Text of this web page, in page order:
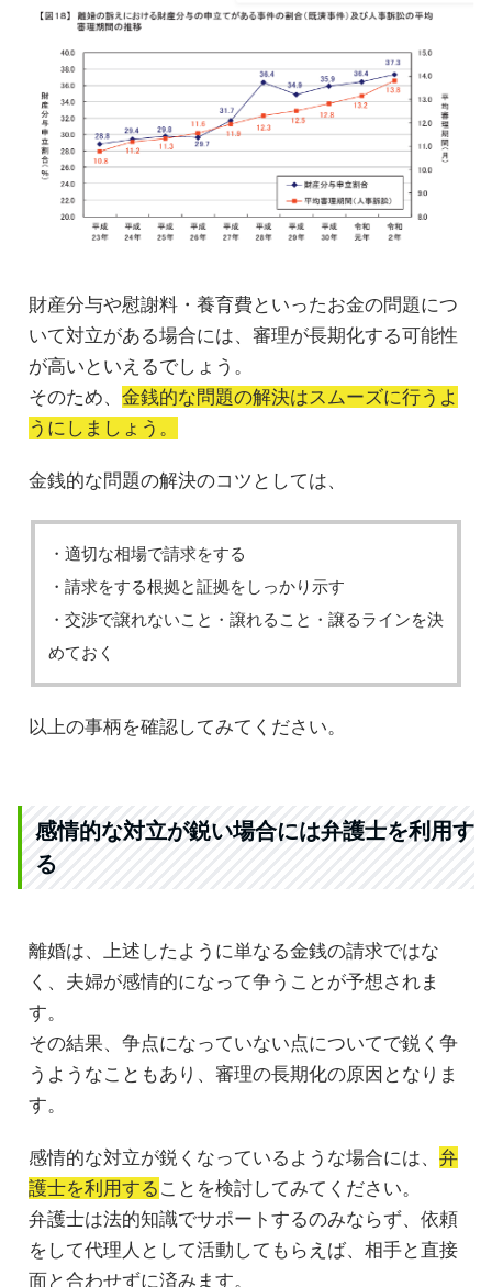
財産分与や慰謝料・養育費といったお金の問題につ
いて対立がある場合には、審理が長期化する可能性
が高いといえるでしょう。
そのため、 金銭的な問題の解決はスムーズに行うよ
うにしましょう。
金銭的な問題の解決のコツとしては、
・適切な相場で請求をする
・請求をする根拠と証拠をしっかり示す
・交渉で譲れないこと・譲れること・譲るラインを決
めておく
以上の事柄を確認してみてください。
感情的な対立が鋭い場合には弁護士を利用す
る
離婚は、上述したように単なる金銭の請求ではな
く、夫婦が感情的になって争うことが予想されま
す。
その結果、争点になっていない点についてで鋭く争
うようなこともあり、審理の長期化の原因となりま
す。
感情的な対立が鋭くなっているような場合には、 弁
護士を利用する ことを検討してみてください。
弁護士は法的知識でサポートするのみならず、依頼
をして代理人として活動してもらえば、相手と直接
面と合わせずに済みます。